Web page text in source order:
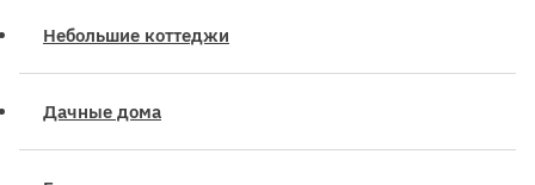
Небольшие коттеджи
Дачные дома